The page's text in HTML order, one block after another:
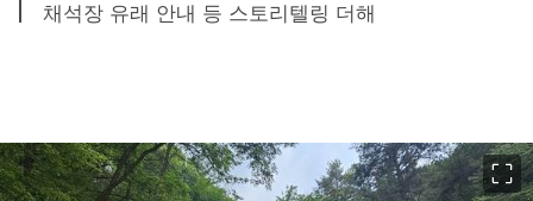
채석장 유래 안내 등 스토리텔링 더해